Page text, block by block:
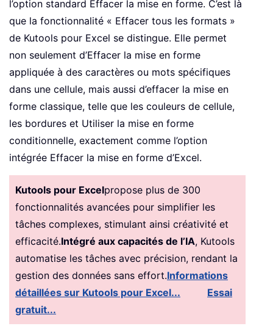
l’option standard Effacer la mise en forme. C’est là
que la fonctionnalité « Effacer tous les formats »
de Kutools pour Excel se distingue. Elle permet
non seulement d’Effacer la mise en forme
appliquée à des caractères ou mots spécifiques
dans une cellule, mais aussi d’effacer la mise en
forme classique, telle que les couleurs de cellule,
les bordures et Utiliser la mise en forme
conditionnelle, exactement comme l’option
intégrée Effacer la mise en forme d’Excel.
Kutools pour Excelpropose plus de 300
fonctionnalités avancées pour simplifier les
tâches complexes, stimulant ainsi créativité et
efficacité.Intégré aux capacités de l’IA, Kutools
automatise les tâches avec précision, rendant la
gestion des données sans effort.Informations
détaillées sur Kutools pour Excel...
Essai
gratuit...